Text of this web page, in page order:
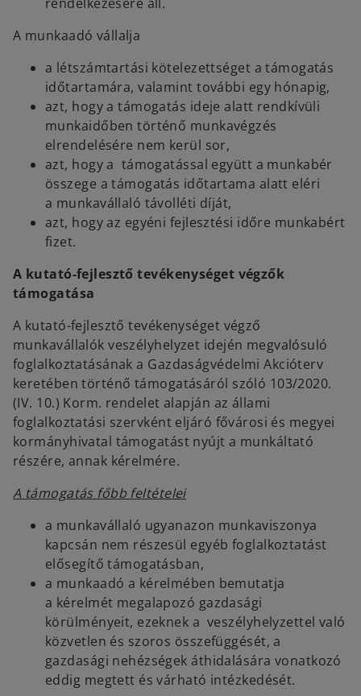
A munkaadó vállalja
a létszámtartási kötelezettséget a támogatás
időtartamára, valamint további egy hónapig,
azt, hogy a támogatás ideje alatt rendkívüli
munkaidőben történő munkavégzés
elrendelésére nem kerül sor,
azt, hogy a támogatással együtt a munkabér
összege a támogatás időtartama alatt eléri
a munkavállaló távolléti díját,
azt, hogy az egyéni fejlesztési időre munkabért
fizet.
A kutató-fejlesztő tevékenységet végzők
támogatása
A kutató-fejlesztő tevékenységet végző
munkavállalók veszélyhelyzet idején megvalósuló
foglalkoztatásának a Gazdaságvédelmi Akcióterv
keretében történő támogatásáról szóló 103/2020.
(IV. 10.) Korm. rendelet alapján az állami
foglalkoztatási szervként eljáró fővárosi és megyei
kormányhivatal támogatást nyújt a munkáltató
részére, annak kérelmére.
A támogatás főbb feltételei
a munkavállaló ugyanazon munkaviszonya
kapcsán nem részesül egyéb foglalkoztatást
elősegítő támogatásban,
a munkaadó a kérelmében bemutatja
a kérelmét megalapozó gazdasági
körülményeit, ezeknek a veszélyhelyzettel való
közvetlen és szoros összefüggését, a
gazdasági nehézségek áthidalására vonatkozó
eddig megtett és várható intézkedését.